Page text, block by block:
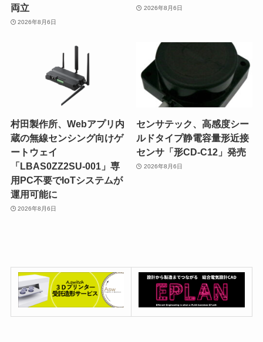
両立
2026年8月6日
2026年8月6日
村田製作所、Webアプリ内
蔵の無線センシング向けゲ
ートウェイ
「LBAS0ZZ2SU-001」専
用PC不要でIoTシステムが
運用可能に
2026年8月6日
センサテック、高感度シー
ルドタイプ静電容量形近接
センサ「形CD-C12」発売
2026年8月6日